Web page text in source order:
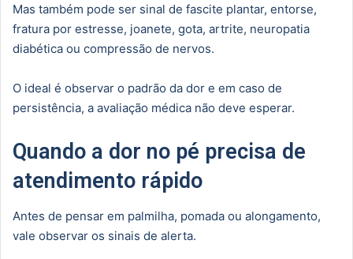
Mas também pode ser sinal de fascite plantar, entorse,
fratura por estresse, joanete, gota, artrite, neuropatia
diabética ou compressão de nervos.
O ideal é observar o padrão da dor e em caso de
persistência, a avaliação médica não deve esperar.
Quando a dor no pé precisa de
atendimento rápido
Antes de pensar em palmilha, pomada ou alongamento,
vale observar os sinais de alerta.